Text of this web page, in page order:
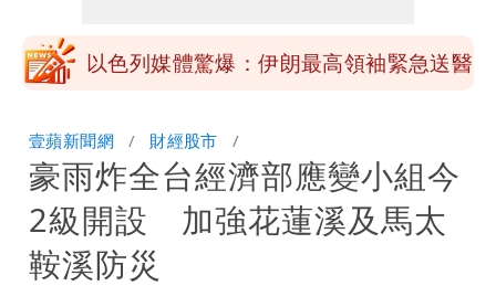
調轉為感動「這是他愛我的方式」
以色列媒體驚爆：伊朗最高領袖緊急送醫
大潮 恐海水倒灌
澎湖13兒女擠住10坪屋 媽帶補助款離
家！縣府出手了
經紀人強吻女藝人「我又沒伸舌頭」 連
壹蘋新聞網 財經股市
豪雨炸全台經濟部應變小組今
2級開設 加強花蓮溪及馬太
鞍溪防災